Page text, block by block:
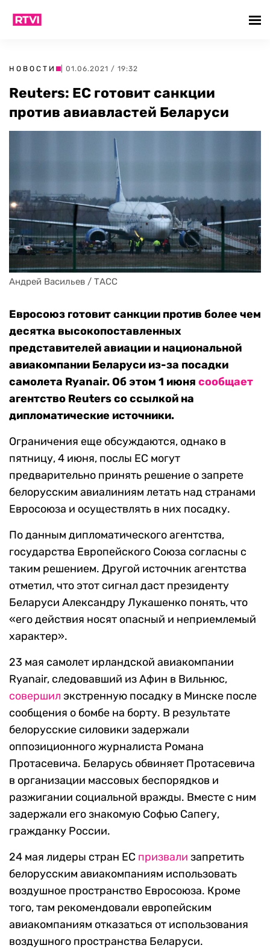
НОВОСТИ | 01.06.2021 / 19:32
Reuters: ЕС готовит санкции
против авиавластей Беларуси
Андрей Васильев / ТАСС
Евросоюз готовит санкции против более чем
десятка высокопоставленных
представителей авиации и национальной
авиакомпании Беларуси из-за посадки
самолета Ryanair. Об этом 1 июня сообщает
агентство Reuters со ссылкой на
дипломатические источники.
Ограничения еще обсуждаются, однако в
пятницу, 4 июня, послы ЕС могут
предварительно принять решение о запрете
белорусским авиалиниям летать над странами
Евросоюза и осуществлять в них посадку.
По данным дипломатического агентства,
государства Европейского Союза согласны с
таким решением. Другой источник агентства
отметил, что этот сигнал даст президенту
Беларуси Александру Лукашенко понять, что
«его действия носят опасный и неприемлемый
характер».
23 мая самолет ирландской авиакомпании
Ryanair, следовавший из Афин в Вильнюс,
совершил экстренную посадку в Минске после
сообщения о бомбе на борту. В результате
белорусские силовики задержали
оппозиционного журналиста Романа
Протасевича. Беларусь обвиняет Протасевича
в организации массовых беспорядков и
разжигании социальной вражды. Вместе с ним
задержали его знакомую Софью Сапегу,
гражданку России.
24 мая лидеры стран ЕС призвали запретить
белорусским авиакомпаниям использовать
воздушное пространство Евросоюза. Кроме
того, там рекомендовали европейским
авиакомпаниям отказаться от использования
воздушного пространства Беларуси.